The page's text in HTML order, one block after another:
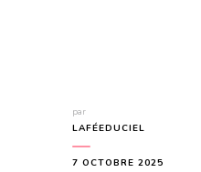
par
LAFÉEDUCIEL
7 OCTOBRE 2025